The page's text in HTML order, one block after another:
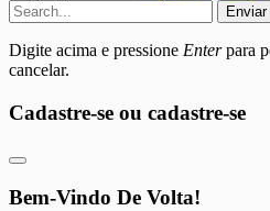
Enviar
Digite acima e pressione Enterpara
cancelar.
Cadastre-se ou cadastre-se
Bem-Vindo De Volta!